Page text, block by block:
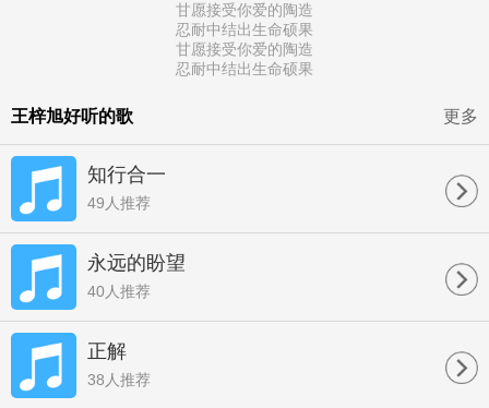
甘愿接受你爱的陶造
忍耐中结出生命硕果
甘愿接受你爱的陶造
忍耐中结出生命硕果
王梓旭好听的歌 更多
知行合一
49人推荐
永远的盼望
40人推荐
正解
38人推荐